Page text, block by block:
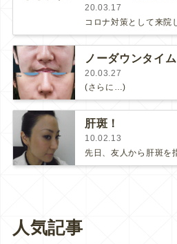
20.03.17
20.03.27
(さらに…)
肝斑！
10.02.13
人気記事